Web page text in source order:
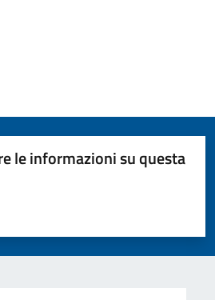
le informazioni su questa
stelle su 5
su 5
5